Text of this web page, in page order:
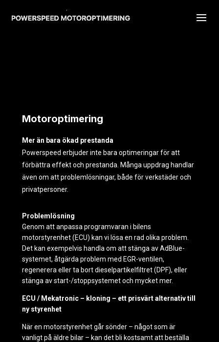
Motoroptimering
Mer än bara ökad prestanda
Powerspeed erbjuder inte bara optimeringar för att
förbättra effekt och prestanda. Många uppdrag handlar
även om att problemlösningar, både för verkstäder och
privatpersoner.
Problemlösning
Genom att anpassa programvaran i bilens
motorstyrenhet (ECU) kan vi lösa en rad olika problem.
Det kan exempelvis handla om att stänga av AdBlue-
systemet, åtgärda problem med EGR-ventilen,
regenerera eller ta bort dieselpartikelfiltret (DPF), eller
stänga av start-/stoppsystemet och mycket mer.
ECU / Mekatronic – kloning – ett prisvärt alternativ till
ny styrenhet
När en motorstyrenhet går sönder – något som är
vanligt på äldre bilar – kan det bli kostsamt att beställa